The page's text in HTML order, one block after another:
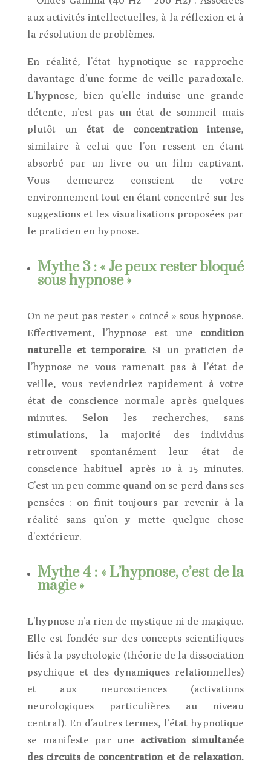
aux activités intellectuelles, à la réflexion et à
la résolution de problèmes.
En réalité, l’état hypnotique se rapproche
davantage d’une forme de veille paradoxale.
L’hypnose, bien qu’elle induise une grande
détente, n’est pas un état de sommeil mais
plutôt un état de concentration intense,
similaire à celui que l’on ressent en étant
absorbé par un livre ou un film captivant.
Vous demeurez conscient de votre
environnement tout en étant concentré sur les
suggestions et les visualisations proposées par
le praticien en hypnose.
Mythe 3 : « Je peux rester bloqué
sous hypnose »
On ne peut pas rester « coincé » sous hypnose.
Effectivement, l’hypnose est une condition
naturelle et temporaire. Si un praticien de
l’hypnose ne vous ramenait pas à l’état de
veille, vous reviendriez rapidement à votre
état de conscience normale après quelques
minutes. Selon les recherches, sans
stimulations, la majorité des individus
retrouvent spontanément leur état de
conscience habituel après 10 à 15 minutes.
C’est un peu comme quand on se perd dans ses
pensées : on finit toujours par revenir à la
réalité sans qu’on y mette quelque chose
d’extérieur.
Mythe 4 : « L’hypnose, c’est de la
magie »
L’hypnose n’a rien de mystique ni de magique.
Elle est fondée sur des concepts scientifiques
liés à la psychologie (théorie de la dissociation
psychique et des dynamiques relationnelles)
et aux neurosciences (activations
neurologiques particulières au niveau
central). En d’autres termes, l’état hypnotique
se manifeste par une activation simultanée
des circuits de concentration et de relaxation.